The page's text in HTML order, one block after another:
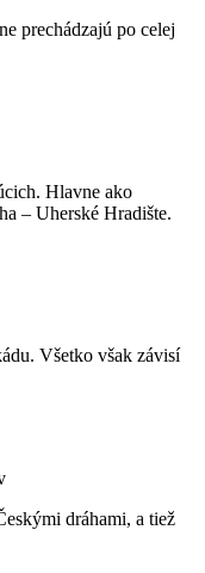
prechádzajú po celej
Hlavne ako
– Uherské Hradište.
Všetko však závisí
dráhami, a tiež